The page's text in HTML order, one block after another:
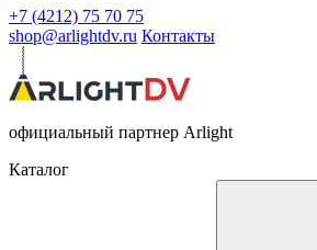
+7 (4212) 75 70 75
shop@arlightdv.ru Контакты
официальный партнер Arlight
Каталог